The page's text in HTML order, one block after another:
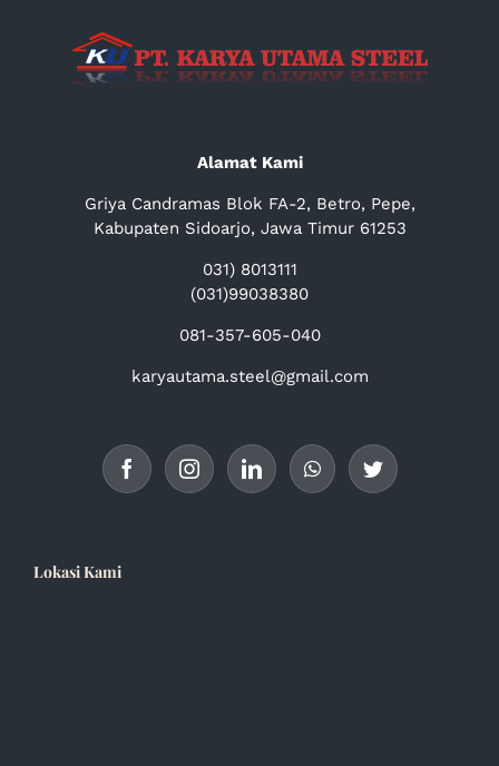
Alamat Kami
Griya Candramas Blok FA-2, Betro, Pepe,
Kabupaten Sidoarjo, Jawa Timur 61253
031) 8013111
(031)99038380
081-357-605-040
karyautama.steel@gmail.com
Lokasi Kami